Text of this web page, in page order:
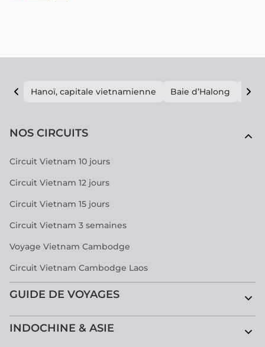
Hanoï, capitale vietnamienne Baie d’Halong E
NOS CIRCUITS
Circuit Vietnam 10 jours
Circuit Vietnam 12 jours
Circuit Vietnam 15 jours
Circuit Vietnam 3 semaines
Voyage Vietnam Cambodge
Circuit Vietnam Cambodge Laos
GUIDE DE VOYAGES
INDOCHINE & ASIE